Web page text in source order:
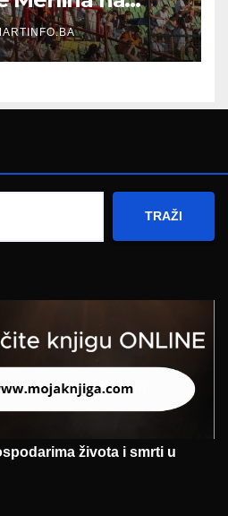
TRAŽI
života i smrti u